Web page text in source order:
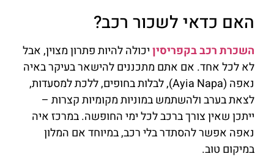
האם כדאי לשכור רכב?
השכרת רכב בקפריסיןיכולה להיות פתרון מצוין, אבל
לא לכל אחד. אם אתם מתכננים להישאר בעיקר באיה
נאפה (Ayia Napa), לבלות בחופים, ללכת למסעדות,
לצאת בערב ולהשתמש במוניות מקומיות קצרות –
ייתכן שאין צורך ברכב לכל ימי החופשה. במרכז איה
נאפה אפשר להסתדר בלי רכב, במיוחד אם המלון
במיקום טוב.